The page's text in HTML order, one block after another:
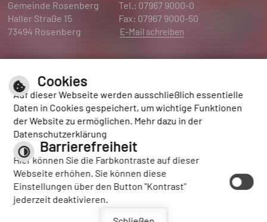
Gemeinde Rosenberg
Haller Straße 15
73494 Rosenberg
Tel.: 07967 9000-0
Fax: 07967 9000-50
E-Mail schreiben
Montag bis Freitag
8.00 Uhr bis 12.00 Uhr
Donnerstag
16.00 Uhr bis 18.00 Uhr
Leichte Sprache
Inhalt
| Schriftgröße |Kontrast
Cookies
Auf dieser Webseite werden ausschließlich essentielle
Daten in Cookies gespeichert, um wichtige Funktionen
der Website zu ermöglichen. Mehr dazu in der
Datenschutzerklärung
Barrierefreiheit
Hier können Sie die Farbkontraste auf dieser
Webseite erhöhen. Sie können diese
Einstellungen über den Button "Kontrast"
jederzeit deaktivieren.